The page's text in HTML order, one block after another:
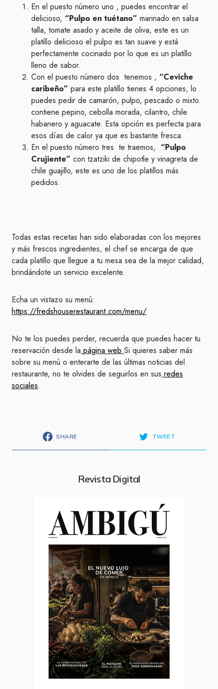
En el puesto número uno , puedes encontrar el
delicioso, “Pulpo en tuétano” marinado en salsa
talla, tomate asado y aceite de oliva, este es un
platillo delicioso el pulpo es tan suave y está
perfectamente cocinado por lo que es un platillo
lleno de sabor.
Con el puesto número dos tenemos , “Ceviche
caribeño” para este platillo tienes 4 opciones, lo
puedes pedir de camarón, pulpo, pescado o mixto.
contiene pepino, cebolla morada, cilantro, chile
habanero y aguacate. Esta opción es perfecta para
esos días de calor ya que es bastante fresca.
En el puesto número tres te traemos, “Pulpo
Crujiente” con tzatziki de chipotle y vinagreta de
chile guajillo, este es uno de los platillos más
pedidos.
Todas estas recetas han sido elaboradas con los mejores
y más frescos ingredientes, el chef se encarga de que
cada platillo que llegue a tu mesa sea de la mejor calidad,
brindándote un servicio excelente.
Echa un vistazo su menú:
https://fredshouserestaurant.com/menu/
No te los puedes perder, recuerda que puedes hacer tu
reservación desde la página web Si quieres saber más
sobre su menú o enterarte de las últimas noticias del
restaurante, no te olvides de seguirlos en sus redes
sociales.
SHARE TWEET
Revista Digital